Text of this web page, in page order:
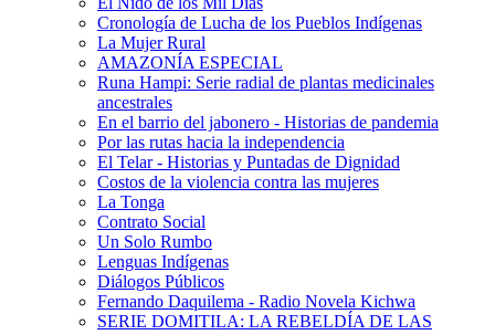
Cronología de Lucha de los Pueblos Indígenas
La Mujer Rural
AMAZONÍA ESPECIAL
Runa Hampi: Serie radial de plantas medicinales
ancestrales
En el barrio del jabonero - Historias de pandemia
Por las rutas hacia la independencia
El Telar - Historias y Puntadas de Dignidad
Costos de la violencia contra las mujeres
La Tonga
Contrato Social
Un Solo Rumbo
Lenguas Indígenas
Diálogos Públicos
Fernando Daquilema - Radio Novela Kichwa
SERIE DOMITILA: LA REBELDÍA DE LAS